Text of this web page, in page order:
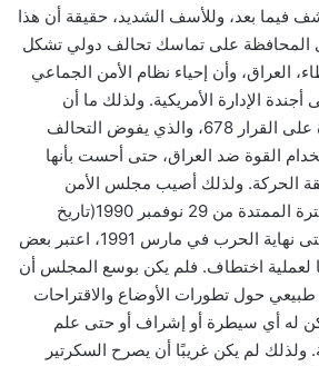
فيما بعد، وللأسف الشديد، حقيقة أن هذا
المحافظة على تماسك تحالف دولي تشكل
العراق، وأن إحياء نظام الأمن الجماعي
الإدارة الأمريكية. ولذلك ما أن
حصلت الولايات المتحدة على القرار 678، والذي يفوض التحالف
القوة ضد العراق، حتى أحست بأنها
الحركة. ولذلك أصيب مجلس الأمن
بالسكتة القلبية خلال الفترة الممتدة من 29 نوفمبر 1990(تاريخ
صدور قرار التفويض) وحتى نهاية الحرب في مارس 1991، اعتبر بعض
لعملية اختطاف. فلم يكن بوسع المجلس أن
حول تطورات الأوضاع والاقتراحات
له أي سيطرة أو إشراف أو حتى علم
ولذلك لم يكن غريبًا أن يصرح السكرتير